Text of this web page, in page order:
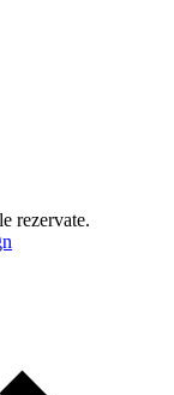
rezervate.